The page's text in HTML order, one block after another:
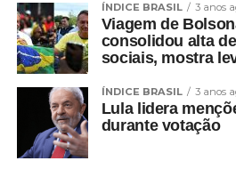
ÍNDICE BRASIL 3 anos
Viagem de
consolidou alta
sociais, mostra
ÍNDICE BRASIL 3 anos
Lula lidera
durante votação